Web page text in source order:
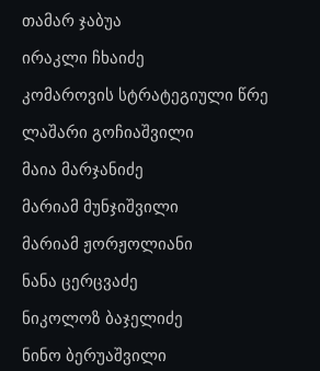
თამარ ჯაბუა
ირაკლი ჩხაიძე
კომაროვის სტრატეგიული წრე
ლაშარი გოჩიაშვილი
მაია მარჯანიძე
მარიამ მუნჯიშვილი
მარიამ ჟორჟოლიანი
ნანა ცერცვაძე
ნიკოლოზ ბაჯელიძე
ნინო ბერუაშვილი